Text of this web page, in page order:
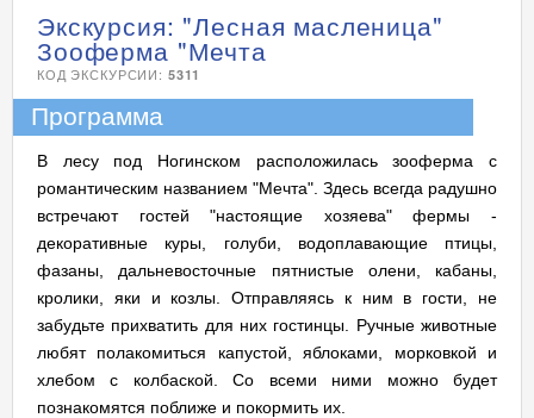
Экскурсия: "Лесная масленица"
Зооферма "Мечта
КОД ЭКСКУРСИИ: 5311
Программа
В лесу под Ногинском расположилась зооферма с
романтическим названием "Мечта". Здесь всегда радушно
встречают гостей "настоящие хозяева" фермы -
декоративные куры, голуби, водоплавающие птицы,
фазаны, дальневосточные пятнистые олени, кабаны,
кролики, яки и козлы. Отправляясь к ним в гости, не
забудьте прихватить для них гостинцы. Ручные животные
любят полакомиться капустой, яблоками, морковкой и
хлебом с колбаской. Со всеми ними можно будет
познакомятся поближе и покормить их.